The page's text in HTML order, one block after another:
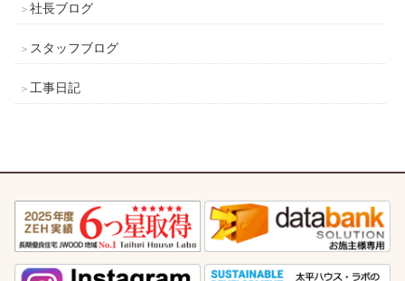
社長ブログ
スタッフブログ
工事日記